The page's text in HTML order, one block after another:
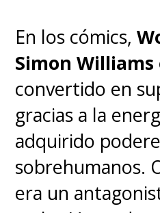
En los cómics,
Simon Williams
convertido en
gracias a la
adquirido
sobrehumanos.
era un